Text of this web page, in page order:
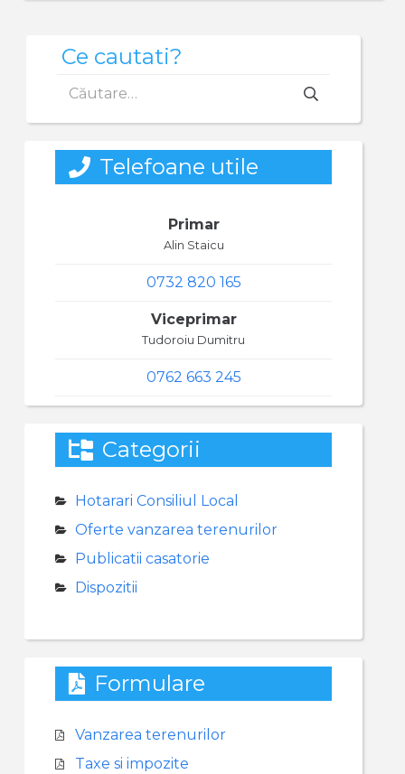
Ce cautati?
după:
Telefoane utile
Primar
Alin Staicu
0732 820 165
Viceprimar
Tudoroiu Dumitru
0762 663 245
Categorii
Hotarari Consiliul Local
Oferte vanzarea terenurilor
Publicatii casatorie
Dispozitii
Formulare
Vanzarea terenurilor
Taxe si impozite